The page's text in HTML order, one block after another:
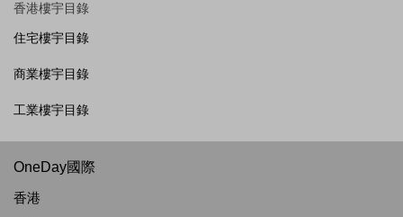
香港樓宇目錄
住宅樓宇目錄
商業樓宇目錄
工業樓宇目錄
OneDay國際
香港